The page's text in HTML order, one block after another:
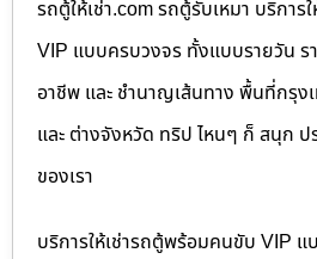
รถตู้ให้เช่า.com รถตู้รับเหมา บริกา
VIP แบบครบวงจร ทั้งแบบรายวัน ร
อาชีพ และ ชำนาญเส้นทาง พื้นที่กรุ
และ ต่างจังหวัด ทริป ไหนๆ ก็ สนุก ป
ของเรา
บริการให้เช่ารถตู้พร้อมคนขับ VIP